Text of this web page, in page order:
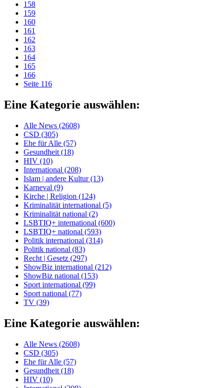
158
159
160
161
162
163
164
165
166
Seite 116
Eine Kategorie auswählen:
Alle News (2608)
CSD (305)
Ehe für Alle (57)
Gesundheit (18)
HIV (10)
International (208)
Islam | andere Kultur (13)
Karneval (9)
Kirche | Religion (124)
Kriminalität international (5)
Kriminalität national (2)
LSBTIQ+ international (600)
LSBTIQ+ national (593)
Politik international (314)
Politik national (83)
Recht | Gesetz (297)
ShowBiz international (212)
ShowBiz national (153)
Sport international (99)
Sport national (77)
TV (39)
Eine Kategorie auswählen:
Alle News (2608)
CSD (305)
Ehe für Alle (57)
Gesundheit (18)
HIV (10)